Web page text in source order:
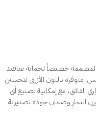
المصممة خصيصاً لحماية عناقيد
متوفرة باللون الأزرق لتحسين
الفائق، مع إمكانية تصنيع أي
وضمان جودة تصديرية